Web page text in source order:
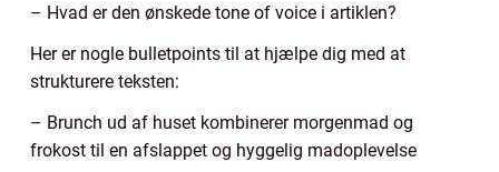
– Hvad er den ønskede tone of voice i artiklen?
Her er nogle bulletpoints til at hjælpe dig med at
strukturere teksten:
– Brunch ud af huset kombinerer morgenmad og
frokost til en afslappet og hyggelig madoplevelse